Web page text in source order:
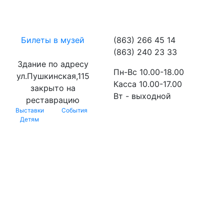
Билеты в музей
Здание по адресу
ул.Пушкинская,115
закрыто на
реставрацию
Выставки
События
Детям
(863) 266 45 14
(863) 240 23 33
Пн-Вс 10.00-18.00
Касса 10.00-17.00
Вт - выходной